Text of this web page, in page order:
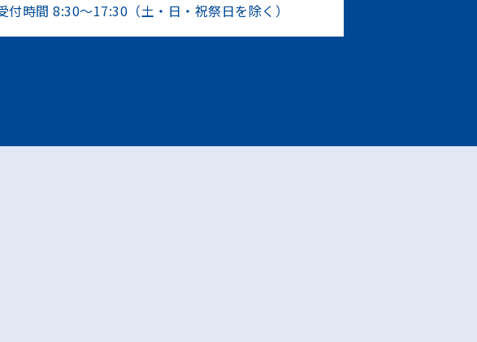
付時間 8:30～17:30（土・日・祝祭日を除く）